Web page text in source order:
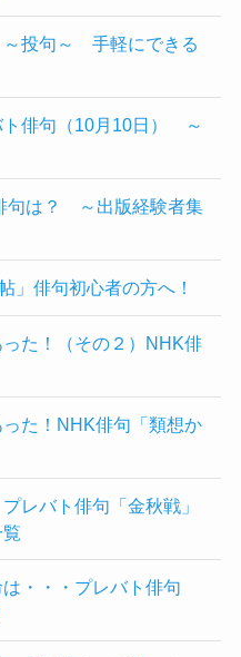
投句～ 手軽にできる
ト俳句（10月10日） ～
句は？ ～出版経験者集
」俳句初心者の方へ！
た！（その２）NHK俳
た！NHK俳句「類想か
レバト俳句「金秋戦」
・・・プレバト俳句